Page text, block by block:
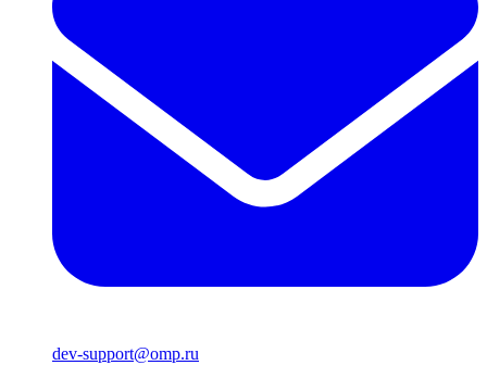
dev-support@omp.ru